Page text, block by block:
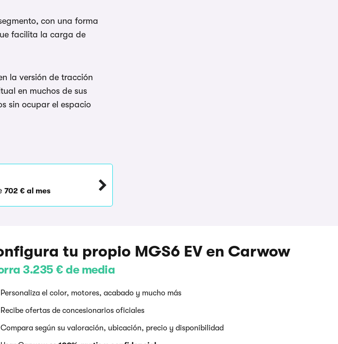
con una forma
facilita la carga de
la versión de tracción
en muchos de sus
sin ocupar el espacio
702 € al mes
tu propio MGS6 EV en Carwow
3.235 € de media
Personaliza el color, motores, acabado y mucho más
Recibe ofertas de concesionarios oficiales
Compara según su valoración, ubicación, precio y disponibilidad